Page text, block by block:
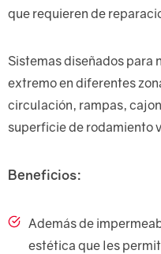
que requieren de
Sistemas diseñados para
extremo en diferentes
circulación, rampas,
superficie de rodamiento
Beneficios:
Además de
estética que les